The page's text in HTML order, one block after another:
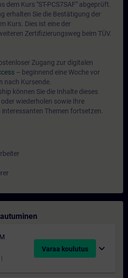
dem Kurs "ST-PCS7SAF" abgeprüft.
erhalten Sie die Bestätigung der
Kurs. Dies ist eine der
Zertifizierungsweg beim TÜV.
Zugang zur digitalen
– beginnend eine Woche vor
nach Kursende.
können Sie die Inhalte dieses
wiederholen sowie Ihre
Themen fortsetzen.
Varaa koulutus expand_more